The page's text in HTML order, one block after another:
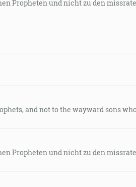
Propheten und nicht zu den
and not to the wayward sons
Propheten und nicht zu den